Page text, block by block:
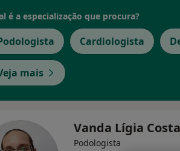
é a especialização que procura?
Cardiologista
mais
Vanda Lígia Costa
Podologista